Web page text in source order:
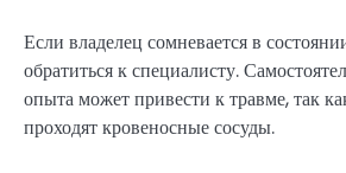
Если владелец сомневается в
обратиться к специалисту.
опыта может привести к травме, так
проходят кровеносные сосуды.